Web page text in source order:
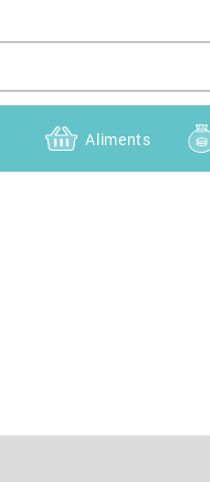
Aliments